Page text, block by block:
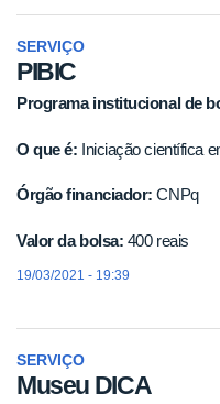
SERVIÇO
PIBIC
Programa institucional de
O que é: Iniciação científica
Órgão financiador: CNPq
Valor da bolsa: 400 reais
19/03/2021 - 19:39
SERVIÇO
Museu DICA